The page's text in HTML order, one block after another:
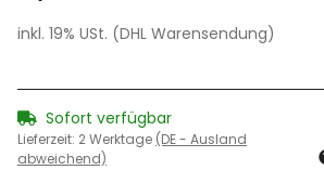
inkl. 19% USt. (DHL Warensendung)
Sofort verfügbar
Lieferzeit: 2 Werktage (DE - Ausland
abweichend)